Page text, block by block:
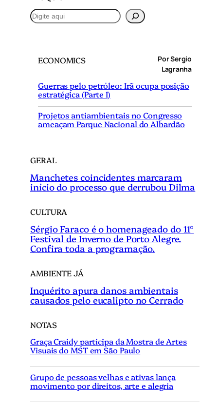
P
e
ECONOMICS
Por Sergio
Lagranha
Guerras pelo petróleo: Irã ocupa posição
estratégica (Parte I)
Projetos antiambientais no Congresso
ameaçam Parque Nacional do Albardão
GERAL
Manchetes coincidentes marcaram
início do processo que derrubou Dilma
CULTURA
Sérgio Faraco é o homenageado do 11°
Festival de Inverno de Porto Alegre.
Confira toda a programação.
AMBIENTE JÁ
Inquérito apura danos ambientais
causados pelo eucalipto no Cerrado
NOTAS
Graça Craidy participa da Mostra de Artes
Visuais do MST em São Paulo
Grupo de pessoas velhas e ativas lança
movimento por direitos, arte e alegria